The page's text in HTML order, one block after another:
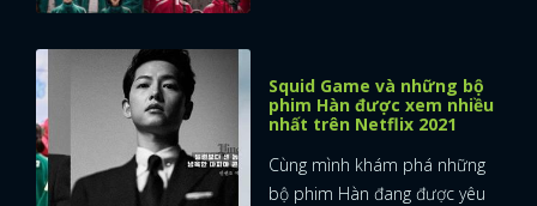
Squid Game và những bộ
phim Hàn được xem nhiều
nhất trên Netflix 2021
Cùng mình khám phá những
bộ phim Hàn đang được yêu